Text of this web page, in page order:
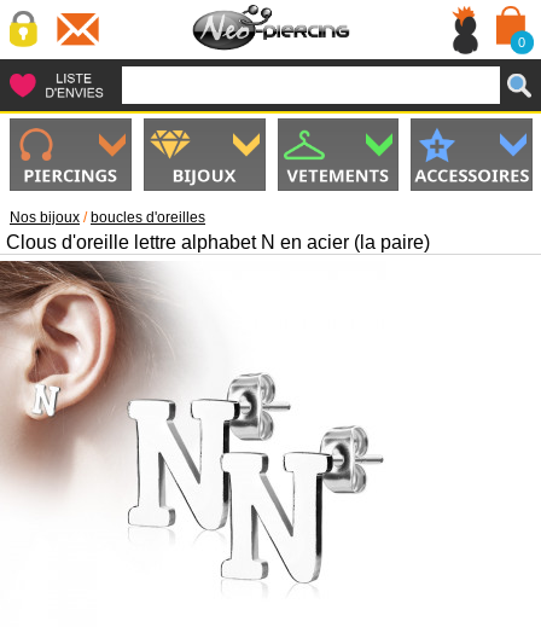
0
Nos bijoux / boucles d'oreilles
Clous d'oreille lettre alphabet N en acier (la paire)